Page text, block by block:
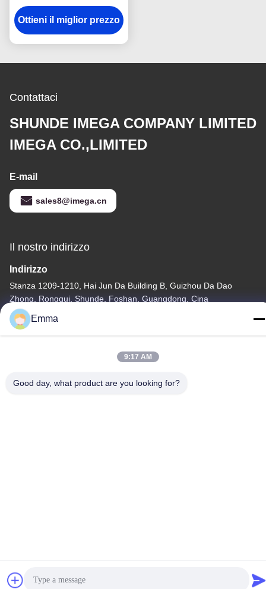
incisione - Spessore 2-
10mm
Ottieni il miglior prezzo
Contattaci
SHUNDE IMEGA COMPANY LIMITED
IMEGA CO.,LIMITED
E-mail
sales8@imega.cn
Il nostro indirizzo
Indirizzo
Stanza 1209-1210, Hai Jun Da Building B, Guizhou Da Dao
Zhong, Ronggui, Shunde, Foshan, Guangdong, Cina
tel
86-15816904632
Emma
9:17 AM
Good day, what product are you looking for?